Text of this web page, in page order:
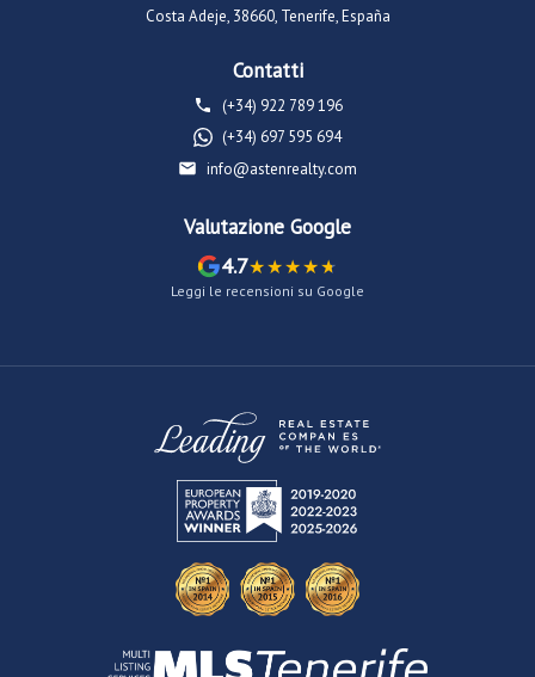
Costa Adeje, 38660, Tenerife, España
Contatti
(+34) 922 789 196
(+34) 697 595 694
info@astenrealty.com
Valutazione Google
4.7
Leggi le recensioni su Google